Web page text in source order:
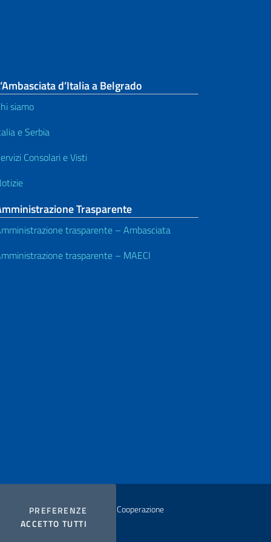
PREFERENZE COOKIES
ACCETTO TUTTI
d’Italia a Belgrado
siamo
e Serbia
Consolari e Visti
Trasparente
trasparente – Ambasciata
trasparente – MAECI
degli Affari Esteri e della Cooperazione